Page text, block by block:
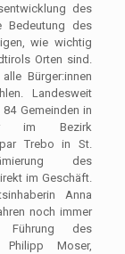
des
Bedeutung des
wie wichtig
Orten sind.
Bürger:innen
Landesweit
Gemeinden in
im Bezirk
Trebo in St.
des
im Geschäft.
Anna
noch immer
des
Philipp Moser,